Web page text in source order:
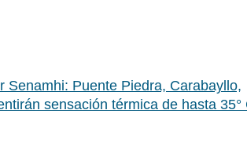
Senamhi: Puente Piedra, Carabayllo,
sensación térmica de hasta 35°